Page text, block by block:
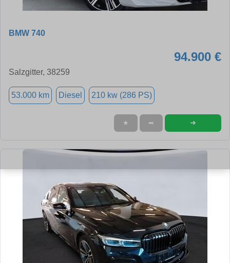
BMW 740
94.900 €
Salzgitter, 38259
53.000 km Diesel 210 kw (286 PS)
★ ➦ ➜